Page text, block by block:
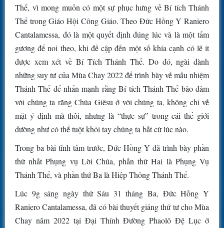
Thể, vì mong muốn có một sự phục hưng về Bí tích Thánh
Thể trong Giáo Hội Công Giáo. Theo Đức Hồng Y Raniero
Cantalamessa, đó là một quyết định đúng lúc và là một tấm
gương để noi theo, khi đề cập đến một số khía cạnh có lẽ ít
được xem xét về Bí Tích Thánh Thể. Do đó, ngài dành
những suy tư của Mùa Chay 2022 để trình bày về mầu nhiệm
Thánh Thể để nhấn mạnh rằng Bí tích Thánh Thể bảo đảm
với chúng ta rằng Chúa Giêsu ở với chúng ta, không chỉ về
mặt ý định mà thôi, nhưng là “thực sự” trong cái thế giới
dường như có thể tuột khỏi tay chúng ta bất cứ lúc nào.
Trong ba bài tĩnh tâm trước, Đức Hồng Y đã trình bày phần
thứ nhất Phụng vụ Lời Chúa, phần thứ Hai là Phụng Vụ
Thánh Thể, và phần thứ Ba là Hiệp Thông Thánh Thể.
Lúc 9g sáng ngày thứ Sáu 31 tháng Ba, Đức Hồng Y
Raniero Cantalamessa, đã có bài thuyết giảng thứ tư cho Mùa
Chay năm 2022 tại Đại Thính Đường Phaolô Đệ Lục ở